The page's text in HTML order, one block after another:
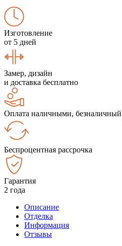
Изготовление
от 5 дней
Замер, дизайн
и доставка бесплатно
Оплата наличными, безналичный
Беспроцентная рассрочка
Гарантия
2 года
Описание
Отделка
Информация
Отзывы